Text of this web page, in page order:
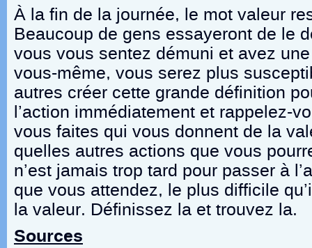
À la fin de la journée, le mot valeur
Beaucoup de gens essayeront de le
vous vous sentez démuni et avez
vous-même, vous serez plus
autres créer cette grande définition
l’action immédiatement et rappelez-
vous faites qui vous donnent de la
quelles autres actions que vous
n’est jamais trop tard pour passer à
que vous attendez, le plus difficile
la valeur. Définissez la et trouvez la.
Sources